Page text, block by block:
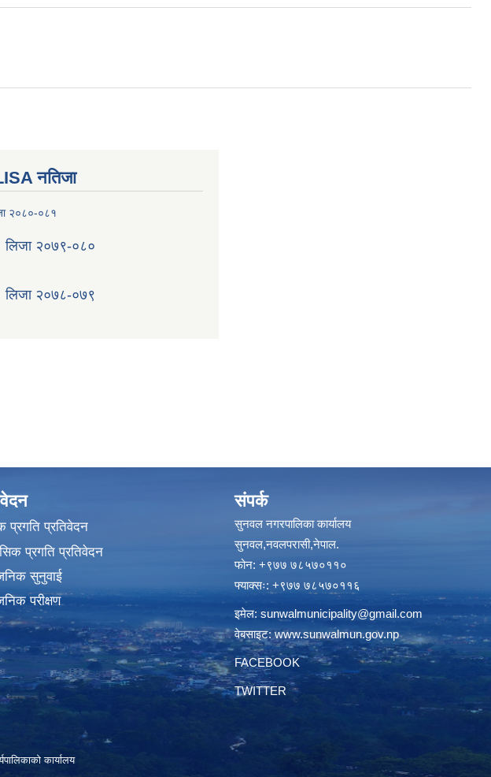
नतिजा
२०८०-०८१
लिजा २०७९-०८०
लिजा २०७८-०७९
प्रगति प्रतिवेदन
प्रगति प्रतिवेदन
सुनुवाई
परीक्षण
संपर्क
सुनवल नगरपालिका कार्यालय
सुनवल,नवलपरासी,नेपाल.
फोन: +९७७ ७८५७०११०
फ्याक्सः: +९७७ ७८५७०११६
इमेल: sunwalmunicipality@gmail.com
वेबसाइट:www.sunwalmun.gov.np
FACEBOOK
TWITTER
कार्यालय